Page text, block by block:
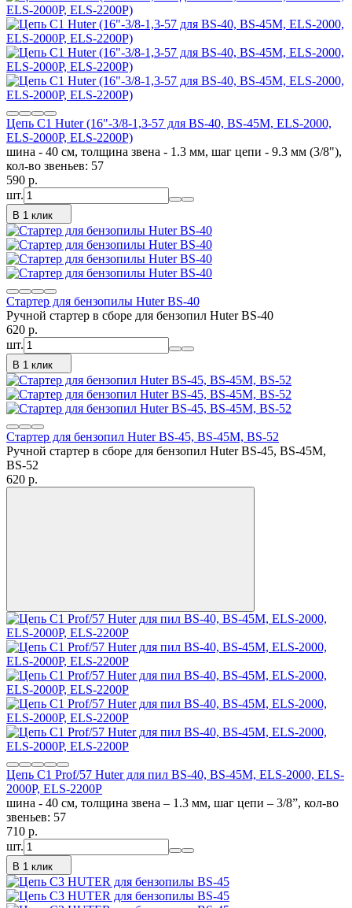
Цепь C1 Huter (16"-3/8-1,3-57 для BS-40, BS-45M, ELS-2000,
ELS-2000Р, ELS-2200Р)
шина - 40 см, толщина звена - 1.3 мм, шаг цепи - 9.3 мм (3/8"),
кол-во звеньев: 57
590 p.
шт.
В 1 клик
Стартер для бензопилы Huter BS-40
Ручной стартер в сборе для бензопил Huter BS-40
620 p.
шт.
В 1 клик
Стартер для бензопил Huter BS-45, BS-45М, BS-52
Ручной стартер в сборе для бензопил Huter BS-45, BS-45М,
BS-52
620 p.
Цепь C1 Prof/57 Huter для пил BS-40, BS-45M, ELS-2000, ELS-
2000Р, ELS-2200Р
шина - 40 см, толщина звена – 1.3 мм, шаг цепи – 3/8”, кол-во
звеньев: 57
710 p.
шт.
В 1 клик